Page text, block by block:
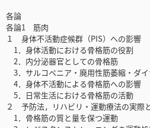
各論
各論1 筋肉
１ 身体不活動症候群（PIS）への影響
1．身体活動における骨格筋の役割
2．内分泌器官としての骨格筋
3．サルコペニア・廃用性筋萎縮・ダ
4．身体不活動による骨格筋への影響
5．日常生活における骨格筋の活動
２ 予防法，リハビリ・運動療法の実際
1．骨格筋の質と量を保つ運動